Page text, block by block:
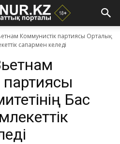
Коммунистік партиясы Орталық
сапармен келеді
партиясы
Бас